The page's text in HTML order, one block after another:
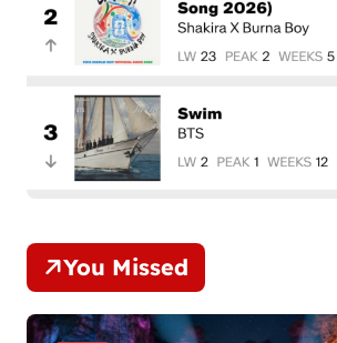
You Missed